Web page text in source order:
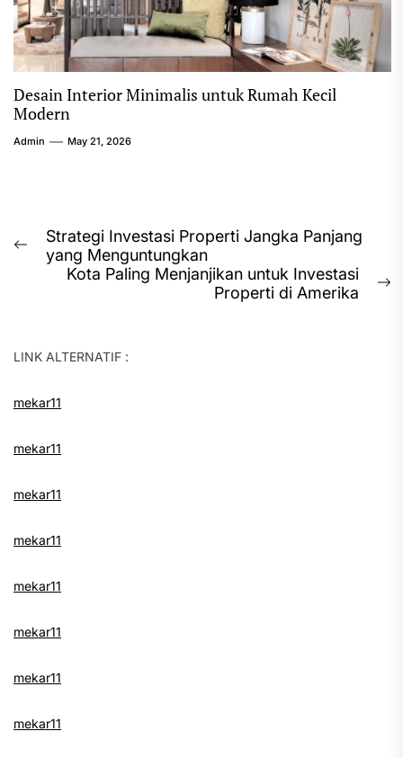
Desain Interior Minimalis untuk Rumah Kecil
Modern
Admin May 21, 2026
Post
navigation
Previous
Strategi Investasi Properti Jangka Panjang
yang Menguntungkan
Kota Paling Menjanjikan untuk Investasi
Properti di Amerika
LINK ALTERNATIF :
mekar11
mekar11
mekar11
mekar11
mekar11
mekar11
mekar11
mekar11